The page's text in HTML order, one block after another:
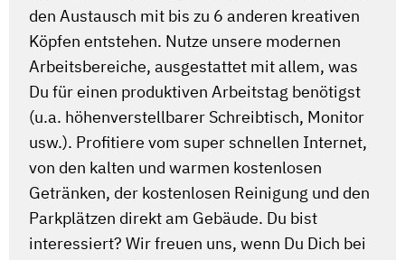
den Austausch mit bis zu 6 anderen kreativen
Köpfen entstehen. Nutze unsere modernen
Arbeitsbereiche, ausgestattet mit allem, was
Du für einen produktiven Arbeitstag benötigst
(u.a. höhenverstellbarer Schreibtisch, Monitor
usw.). Profitiere vom super schnellen Internet,
von den kalten und warmen kostenlosen
Getränken, der kostenlosen Reinigung und den
Parkplätzen direkt am Gebäude. Du bist
interessiert? Wir freuen uns, wenn Du Dich bei